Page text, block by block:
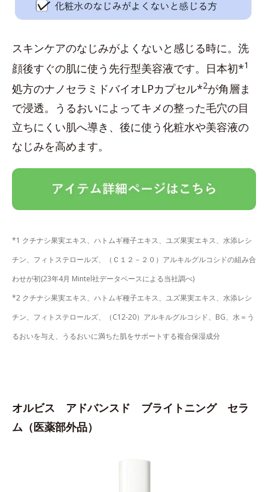
スキンケアのなじみがよくないと感じる時に。洗
顔後すぐの肌に使う先行型美容液です。日本初*1
処方のナノセラミドバイオLPカプセル*2が角層ま
で浸透。うるおいによってキメの整った毛穴の目
立ちにくい肌へ導き、後に使う化粧水や美容液の
なじみを高めます。
*1 クチナシ果実エキス、ハトムギ種子エキス、ユズ果実エキス、水添レシ
チン、フィトステロールズ、（Ｃ１２－２０）アルキルグルコシドの組み合
わせが初(23年4月 Mintel社データベースによる当社調べ)
*2 クチナシ果実エキス、ハトムギ種子エキス、ユズ果実エキス、水添レシ
チン、フィトステロールズ、（C12-20）アルキルグルコシド、BG、水＝う
るおいを与え、うるおいに満ちた肌をサポートする複合保湿成分
オルビス アドバンスド ブライトニング セラ
ム（医薬部外品）